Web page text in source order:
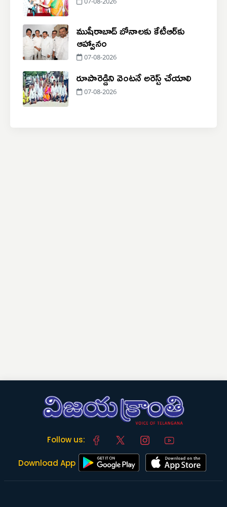
07-08-2026
ముషీరాబాద్ బోనాలకు కేటీఆర్‌కు
ఆహ్వానం
07-08-2026
రూపారెడ్డిని వెంటనే అరెస్ట్ చేయాలి
07-08-2026
Follow us:
Download App